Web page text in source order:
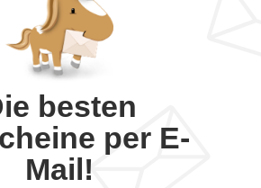
besten
per E-
Mail!